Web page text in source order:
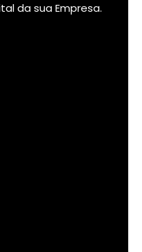
da sua Empresa.